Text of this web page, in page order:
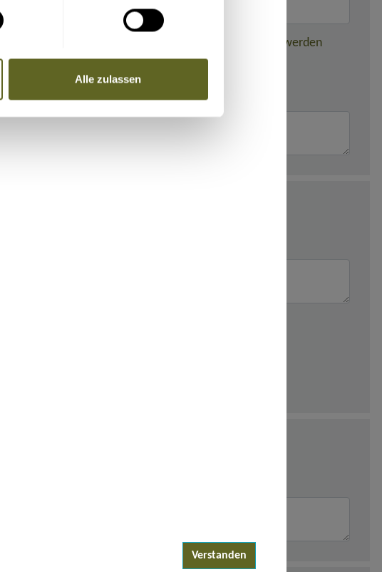
Alle zulassen
Mitreisenden dieser gebuchten Reise weitergegeben werden
Verstanden